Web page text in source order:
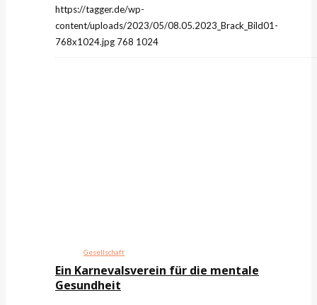
https://tagger.de/wp-
content/uploads/2023/05/08.05.2023_Brack_Bild01-
768x1024.jpg 768 1024
Gesellschaft
Ein Karnevalsverein für die mentale
Gesundheit